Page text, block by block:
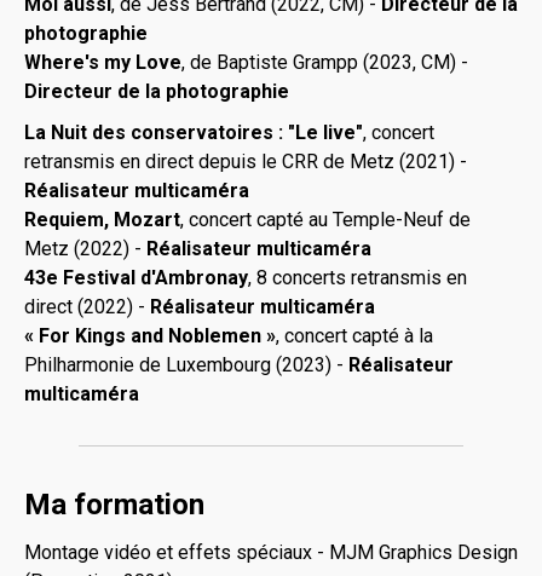
photographie
Where's my Love, de Baptiste Grampp (2023, CM) -
Directeur de la photographie
La Nuit des conservatoires : "Le live", concert
retransmis en direct depuis le CRR de Metz (2021) -
Réalisateur multicaméra
Requiem, Mozart, concert capté au Temple-Neuf de
Metz (2022) - Réalisateur multicaméra
43e Festival d'Ambronay, 8 concerts retransmis en
direct (2022) - Réalisateur multicaméra
« For Kings and Noblemen », concert capté à la
Philharmonie de Luxembourg (2023) - Réalisateur
multicaméra
Ma formation
Montage vidéo et effets spéciaux - MJM Graphics Design